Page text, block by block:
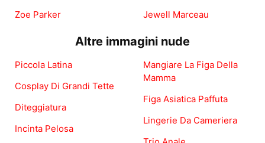
Zoe Parker
Jewell Marceau
Altre immagini nude
Piccola Latina
Cosplay Di Grandi Tette
Diteggiatura
Incinta Pelosa
Mangiare La Figa Della
Mamma
Figa Asiatica Paffuta
Lingerie Da Cameriera